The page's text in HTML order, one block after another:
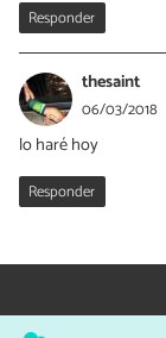
Responder
thesaint
06/03/2018
lo haré hoy
Responder